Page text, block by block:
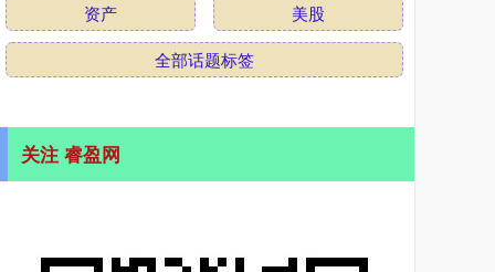
资产
美股
全部话题标签
关注 睿盈网